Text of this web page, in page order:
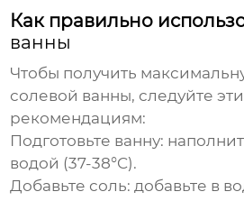
Как правильно
ванны
Чтобы получить
солевой ванны, следуйте
рекомендациям:
Подготовьте ванну:
водой (37-38°C).
Добавьте соль: добавьте в